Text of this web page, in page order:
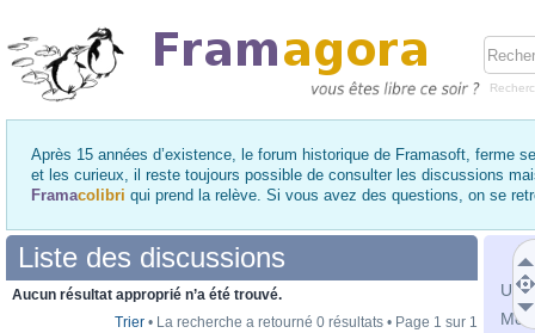
Après 15 années d’existence, le forum historique de Framasoft, ferme
et les curieux, il reste toujours possible de consulter les discussions
Framacolibri qui prend la relève. Si vous avez des questions, on se
Mot
Liste des discussions
Aucun résultat approprié n’a été trouvé.
Trier • La recherche a retourné 0 résultats • Page 1 sur 1